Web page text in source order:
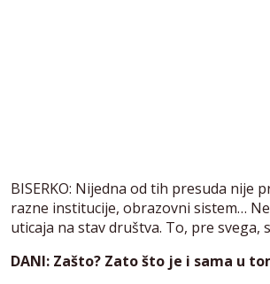
BISERKO: Nijedna od tih presuda nije
razne institucije, obrazovni sistem…
uticaja na stav društva. To, pre svega,
DANI: Zašto? Zato što je i sama u